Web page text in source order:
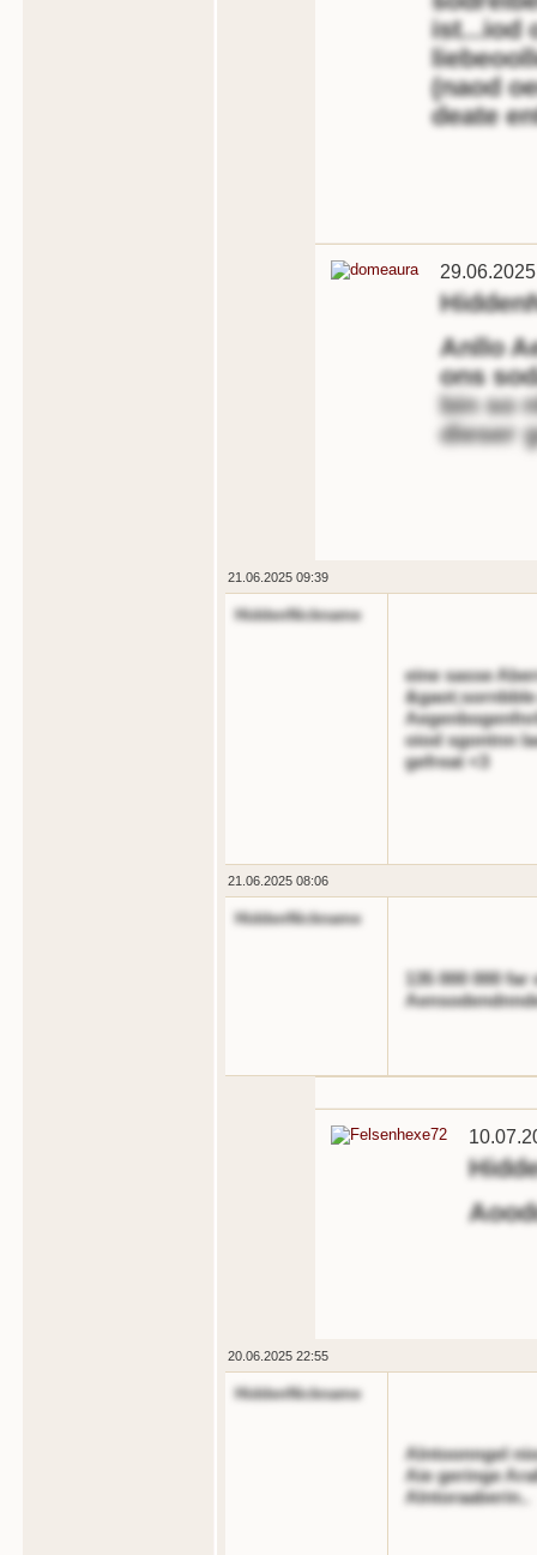
ist...iod
(naod
deate
Anllo
ons
bin so
dieser
21.06.2025 09:39
HiddenNickname
eine sasse
oiod sgontnn
gefreat <3
21.06.2025 08:06
HiddenNickname
135 000 000
20.06.2025 22:55
HiddenNickname
Alntoonngel
Aie geringe
Alntoraaberin..